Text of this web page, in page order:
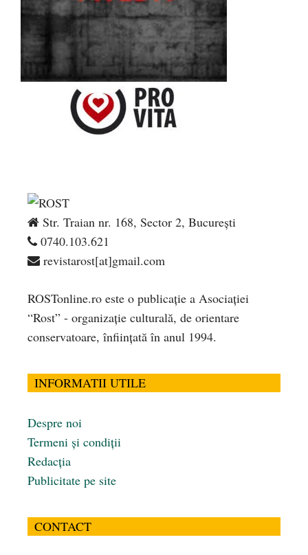
Str. Traian nr. 168, Sector 2, București
0740.103.621
revistarost[at]gmail.com
ROSTonline.ro este o publicaţie a Asociaţiei
“Rost” - organizaţie culturală, de orientare
conservatoare, înfiinţată în anul 1994.
INFORMATII UTILE
Despre noi
Termeni și condiții
Redacția
Publicitate pe site
CONTACT